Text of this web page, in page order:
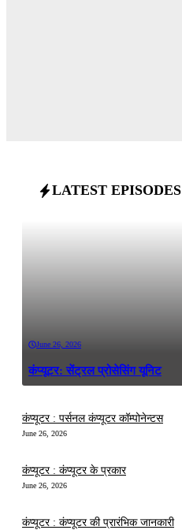
LATEST EPISODES
June 26, 2026
कंप्यूटर: सेंट्रल प्रोसेसिंग यूनिट
कंप्यूटर : पर्सनल कंप्यूटर कॉम्पोनेन्टस
June 26, 2026
कंप्यूटर : कंप्यूटर के प्रकार
June 26, 2026
कंप्यूटर : कंप्यूटर की प्रारंभिक जानकारी